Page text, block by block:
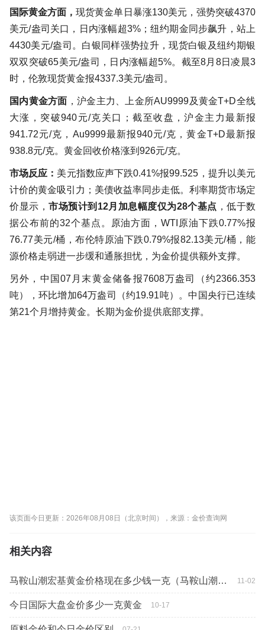
国际黄金方面，现货黄金单日暴涨130美元，强势突破4370
美元/盎司关口，日内涨幅超3%；纽约期金同步飙升，站上
4430美元/盎司。白银同样强势拉升，现货白银及纽约期银
双双突破65美元/盎司，日内涨幅超5%。截至8月8日凌晨3
时，伦敦现货黄金报4337.3美元/盎司。
国内黄金方面 ，沪金主力、上金所AU9999及黄金T+D全线
大涨，突破940元/克关口；截至收盘，沪金主力最新报
941.72元/克，Au9999最新报940元/克，黄金T+D最新报
938.8元/克。黄金回收价格涨到926元/克。
市场反应： 美元指数应声下跌0.41%报99.525，提升以美元
计价的黄金吸引力；美债收益率同步走低。利率期货市场定
价显示， 市场预计到12月加息幅度仅为28个基点 ，低于数
据公布前的32个基点。原油方面，WTI原油下跌0.77%报
76.77美元/桶，布伦特原油下跌0.79%报82.13美元/桶，能
源价格走弱进一步缓和通胀担忧，为金价提供额外支撑。
另外，中国07月末黄金储备报7608万盎司（约2366.353
吨），环比增加64万盎司（约19.91吨）。中国央行已连续
第21个月增持黄金。长期为金价提供底部支撑。
该页面今日更新：2026年08月08日（北京时间），来源：金价查询网
相关内容
马鞍山潮宏基黄金价格现在多少钱一克（马鞍山潮宏基珠宝门店） 11-02
今日国际大盘金价多少一克黄金 10-17